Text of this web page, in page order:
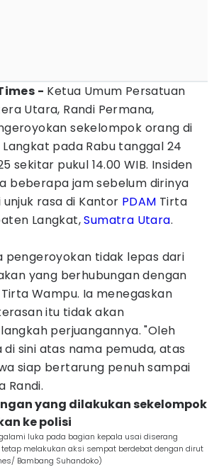
- Ketua Umum Persatuan
Utara, Randi Permana,
sekelompok orang di
pada Rabu tanggal 24
sekitar pukul 14.00 WIB. Insiden
beberapa jam sebelum dirinya
rasa di Kantor PDAM Tirta
Langkat,Sumatra Utara.
pengeroyokan tidak lepas dari
yang berhubungan dengan
Wampu. Ia menegaskan
itu tidak akan
perjuangannya. "Oleh
di sini atas nama pemuda, atas
siap bertarung penuh sampai
Randi.
yang dilakukan sekelompok
ke polisi
luka pada bagian kepala usai diserang
melakukan aksi sempat berdebat dengan dirut
Bambang Suhandoko)